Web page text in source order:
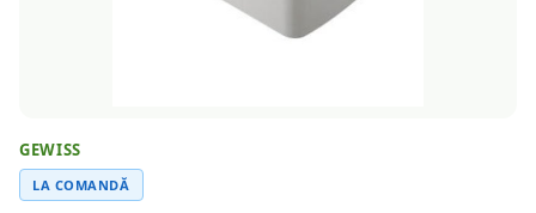
GEWISS
LA COMANDĂ